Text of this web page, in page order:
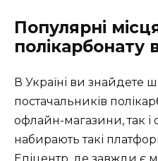
Популярні
полікарбонату
В Україні ви знайдете
постачальників
офлайн-магазини, так і
набирають такі